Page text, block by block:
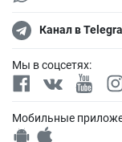
Канал в
Мы в соцсетях:
Мобильные